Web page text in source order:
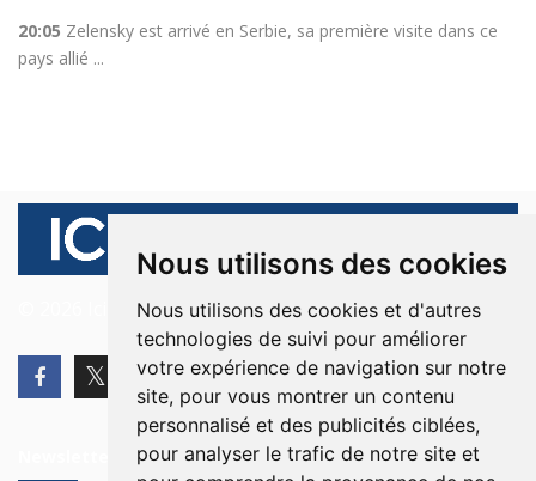
Nous utilisons des cookies
Nous utilisons des cookies et d'autres
technologies de suivi pour améliorer
votre expérience de navigation sur notre
site, pour vous montrer un contenu
personnalisé et des publicités ciblées,
pour analyser le trafic de notre site et
20:05 Zelensky est arrivé en Serbie, sa première visite dans ce
pays allié ...
© 2026 Ici Beyrouth. Tous les droits sont réservés.